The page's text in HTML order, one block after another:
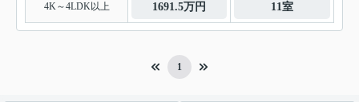
4K～4LDK以上 1691.5万円 11室
1